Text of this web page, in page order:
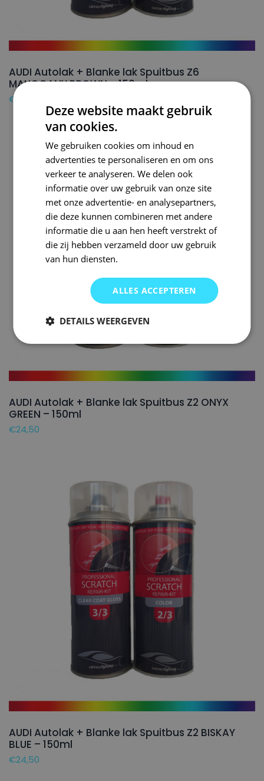
AUDI Autolak + Blanke lak Spuitbus Z6
MAHOGANY BROWN – 150ml
€
AUDI Autolak + Blanke lak Spuitbus Z2 ONYX
GREEN – 150ml
€24,50
AUDI Autolak + Blanke lak Spuitbus Z2 BISKAY
BLUE – 150ml
€24,50
Deze website maakt gebruik
van cookies.
We gebruiken cookies om inhoud en
advertenties te personaliseren en om ons
verkeer te analyseren. We delen ook
informatie over uw gebruik van onze site
met onze advertentie- en analysepartners,
die deze kunnen combineren met andere
informatie die u aan hen heeft verstrekt of
die zij hebben verzameld door uw gebruik
van hun diensten.
ALLES ACCEPTEREN
DETAILS WEERGEVEN